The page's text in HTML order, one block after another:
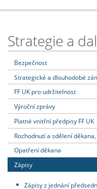
Strategie a
Bezpečnost
Strategické a dlouhodobé
FF UK pro udržitelnost
Výroční zprávy
Platné vnitřní předpisy FF UK
Rozhodnutí a sdělení
Opatření děkana
Zápisy
Zápisy z jednání